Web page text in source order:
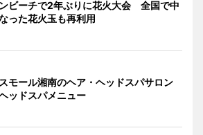
ビーチで2年ぶりに花火大会 全国で中
った花火玉も再利用
モール湘南のヘア・ヘッドスパサロン
ッドスパメニュー